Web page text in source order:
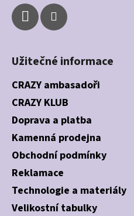
Užitečné informace
CRAZY ambasadoři
CRAZY KLUB
Doprava a platba
Kamenná prodejna
Obchodní podmínky
Reklamace
Technologie a materiály
Velikostní tabulky